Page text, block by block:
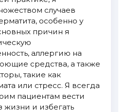
случаев
особенно у
причин я
аллергию на
средства, а также
такие как
или стресс. Я всегда
пациентам вести
и избегать